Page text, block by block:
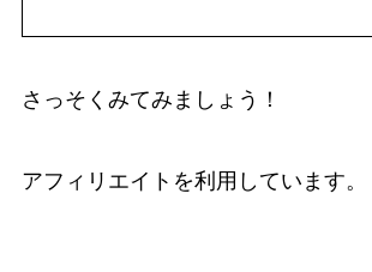
さっそくみてみましょう！
アフィリエイトを利用しています。